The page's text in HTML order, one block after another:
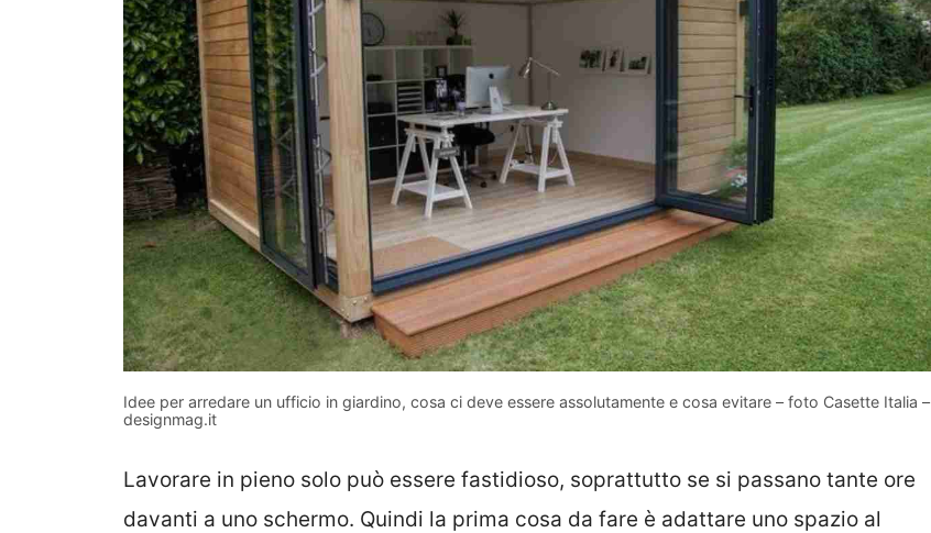
Idee per arredare un ufficio in giardino, cosa ci deve essere assolutamente e cosa evitare – foto Casette Italia –
designmag.it
Lavorare in pieno solo può essere fastidioso, soprattutto se si passano tante ore
davanti a uno schermo. Quindi la prima cosa da fare è adattare uno spazio al